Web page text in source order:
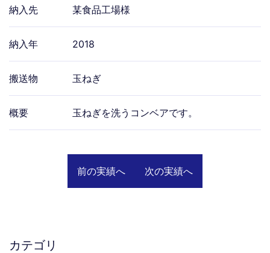
納入先 某食品工場様
納入年 2018
搬送物 玉ねぎ
概要 玉ねぎを洗うコンベアです。
前の実績へ 次の実績へ
カテゴリ